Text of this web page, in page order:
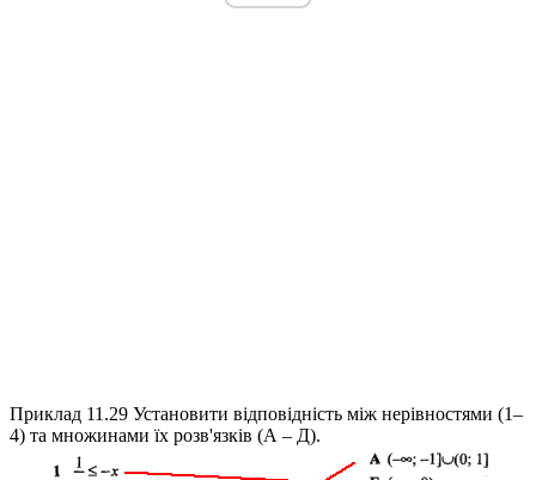
Приклад 11.29 Установити відповідність між нерівностями (1–
4) та множинами їх розв'язків (А – Д).